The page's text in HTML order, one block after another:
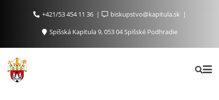
+421/53 454 11 36
biskupstvo@kapitula.sk
Spišská Kapitula 9, 053 04 Spišské Podhradie